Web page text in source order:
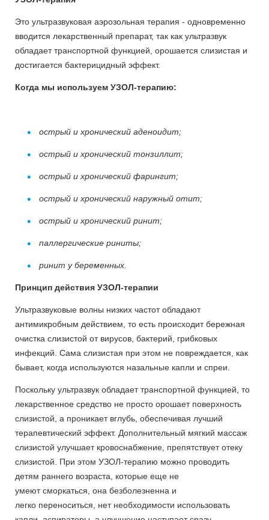
Это ультразвуковая аэрозольная терапия - одновременно
вводится лекарственный препарат, так как ультразвук
обладает транспортной функцией, орошается слизистая и
достигается бактерицидный эффект.
Когда мы используем УЗОЛ-терапию:
острый и хронический аденоидит;
острый и хронический тонзиллит;
острый и хронический фарингит;
острый и хронический наружный отит;
острый и хронический ринит;
паллергические риниты;
ринит у беременных.
Принцип действия УЗОЛ-терапии
Ультразвуковые волны низких частот обладают
антимикробным действием, то есть происходит бережная
очистка слизистой от вирусов, бактерий, грибковых
инфекций. Сама слизистая при этом не повреждается, как
бывает, когда используются назальные капли и спреи.
Поскольку ультразвук обладает транспортной функцией, то
лекарственное средство не просто орошает поверхность
слизистой, а проникает вглубь, обеспечивая лучший
терапевтический эффект. Дополнительный мягкий массаж
слизистой улучшает кровоснабжение, препятствует отеку
слизистой. При этом УЗОЛ-терапию можно проводить
детям раннего возраста, которые еще не
умеют сморкаться, она безболезненна и
легко переноситься, нет необходимости использовать